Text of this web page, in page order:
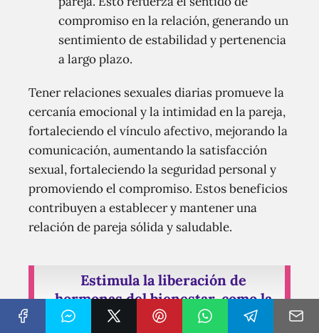
compromiso en la relación, generando un
sentimiento de estabilidad y pertenencia
a largo plazo.
Tener relaciones sexuales diarias promueve la
cercanía emocional y la intimidad en la pareja,
fortaleciendo el vínculo afectivo, mejorando la
comunicación, aumentando la satisfacción
sexual, fortaleciendo la seguridad personal y
promoviendo el compromiso. Estos beneficios
contribuyen a establecer y mantener una
relación de pareja sólida y saludable.
Estimula la liberación de
hormonas del bienestar, como la
oxitocina.